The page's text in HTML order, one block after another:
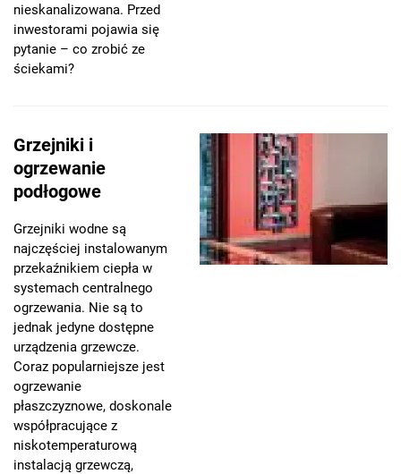
nieskanalizowana. Przed
inwestorami pojawia się
pytanie – co zrobić ze
ściekami?
Grzejniki i
ogrzewanie
podłogowe
Grzejniki wodne są
najczęściej instalowanym
przekaźnikiem ciepła w
systemach centralnego
ogrzewania. Nie są to
jednak jedyne dostępne
urządzenia grzewcze.
Coraz popularniejsze jest
ogrzewanie
płaszczyznowe, doskonale
współpracujące z
niskotemperaturową
instalacją grzewczą,